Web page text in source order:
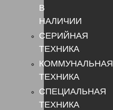
В
НАЛИЧИИ
СЕРИЙНАЯ
ТЕХНИКА
КОММУНАЛЬНАЯ
ТЕХНИКА
СПЕЦИАЛЬНАЯ
ТЕХНИКА